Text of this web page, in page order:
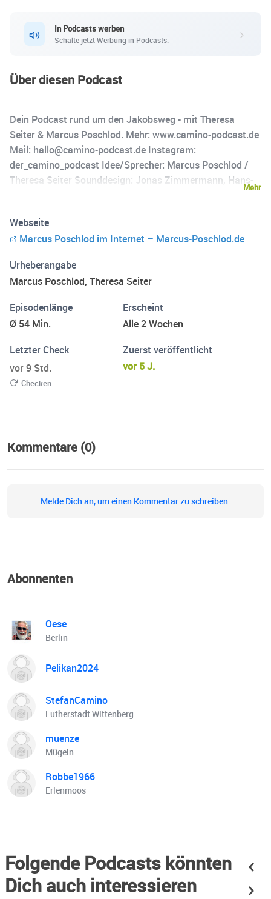
In Podcasts werben
Schalte jetzt Werbung in Podcasts.
Über diesen Podcast
Dein Podcast rund um den Jakobsweg - mit Theresa
Seiter & Marcus Poschlod. Mehr: www.camino-podcast.de
Mail: hallo@camino-podcast.de Instagram:
der_camino_podcast Idee/Sprecher: Marcus Poschlod /
Theresa Seiter Sounddesign: Jonas Zimmermann, Hans-
Mehr
Webseite
Marcus Poschlod im Internet – Marcus-Poschlod.de
Urheberangabe
Marcus Poschlod, Theresa Seiter
Episodenlänge
Ø 54 Min.
Erscheint
Alle 2 Wochen
Letzter Check
vor 9 Std.
Checken
Zuerst veröffentlicht
vor 5 J.
Kommentare (0)
Melde Dich an, um einen Kommentar zu schreiben.
Abonnenten
Oese
Berlin
Pelikan2024
StefanCamino
Lutherstadt Wittenberg
muenze
Mügeln
Robbe1966
Erlenmoos
Folgende Podcasts könnten
Dich auch interessieren